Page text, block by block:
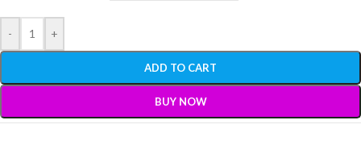
- +
ADD TO CART
BUY NOW